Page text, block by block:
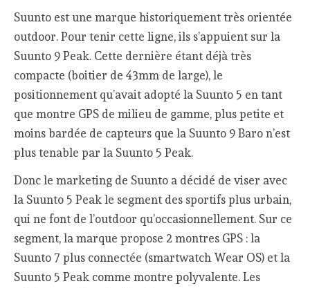
Suunto est une marque historiquement très orientée
outdoor. Pour tenir cette ligne, ils s’appuient sur la
Suunto 9 Peak. Cette dernière étant déjà très
compacte (boitier de 43mm de large), le
positionnement qu’avait adopté la Suunto 5 en tant
que montre GPS de milieu de gamme, plus petite et
moins bardée de capteurs que la Suunto 9 Baro n’est
plus tenable par la Suunto 5 Peak.
Donc le marketing de Suunto a décidé de viser avec
la Suunto 5 Peak le segment des sportifs plus urbain,
qui ne font de l’outdoor qu’occasionnellement. Sur ce
segment, la marque propose 2 montres GPS : la
Suunto 7 plus connectée (smartwatch Wear OS) et la
Suunto 5 Peak comme montre polyvalente. Les